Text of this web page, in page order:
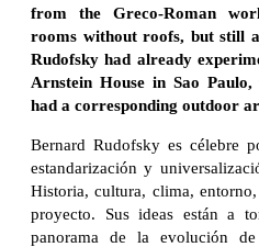
from the Greco-Roman
rooms without roofs, but still
Rudofsky had already
Arnstein House in Sao
had a corresponding outdoor
Bernard Rudofsky es célebre
estandarización y
Historia, cultura, clima,
proyecto. Sus ideas están a
panorama de la evolución